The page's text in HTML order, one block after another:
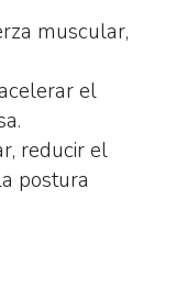
muscular,
el
reducir el
postura